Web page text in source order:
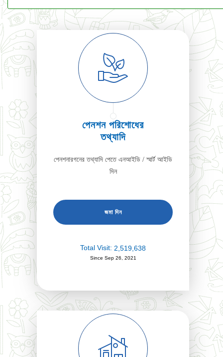
পেনশন পরিশোধের
তথ্যাদি
পেনশনারগনের তথ্যাদি পেতে এনআইডি / স্মার্ট আইডি
দিন
Total Visit: 2,519,638
Since Sep 26, 2021